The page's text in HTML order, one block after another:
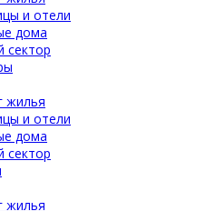
и отели
дома
сектор
жилья
и отели
дома
сектор
жилья